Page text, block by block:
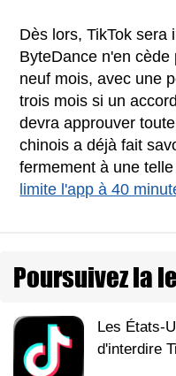
Dès lors, TikTok sera
ByteDance n'en
neuf mois, avec une
trois mois si un
devra approuver
chinois a déjà fait
fermement à une
limite l'app à 40
Poursuivez la
Les États-
d'interdire